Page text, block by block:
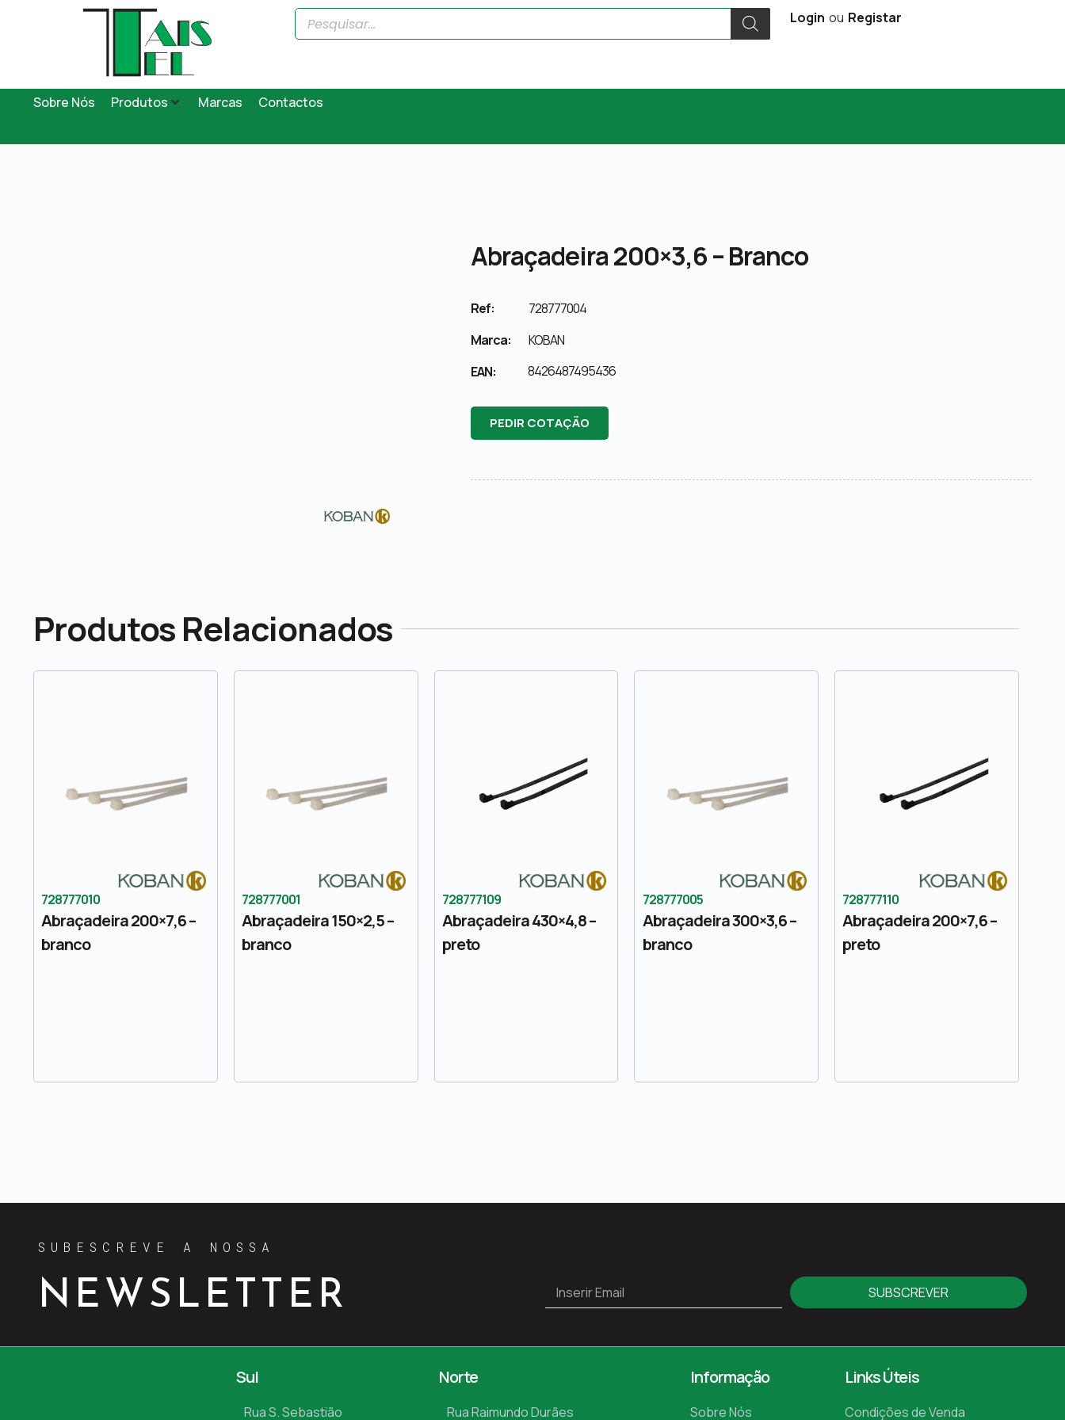
Login ou Registar
Sobre Nós Produtos Marcas Contactos
Abraçadeira 200×3,6 – Branco
Ref:
728777004
Marca:
KOBAN
EAN:
8426487495436
PEDIR COTAÇÃO
Produtos Relacionados
728777010
Abraçadeira 200×7,6 –
branco
728777001
Abraçadeira 150×2,5 –
branco
728777109
Abraçadeira 430×4,8 –
preto
728777005
Abraçadeira 300×3,6 –
branco
728777110
Abraçadeira 200×7,6 –
preto
SUBESCREVE A NOSSA
NEWSLETTER SUBSCREVER
Sul
Rua S. Sebastião
Norte
Rua Raimundo Durães
Informação
Sobre Nós
Links Úteis
Condições de Venda